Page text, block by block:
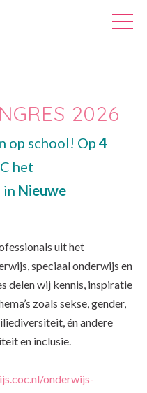
2026
op school! Op 4
het
in Nieuwe
uit het
speciaal onderwijs en
delen wij kennis, inspiratie
zoals sekse, gender,
én andere
en inclusie.
onderwijs-